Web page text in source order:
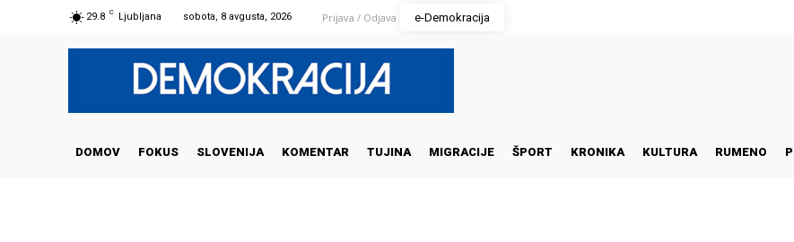
29.8 C Ljubljana sobota, 8 avgusta, 2026 Prijava / Odjava e-Demokracija
DOMOV FOKUS SLOVENIJA KOMENTAR TUJINA MIGRACIJE ŠPORT KRONIKA KULTURA RUMENO